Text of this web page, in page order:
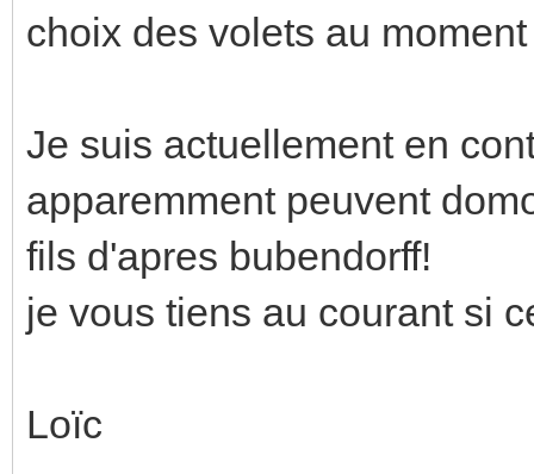
choix des volets au
Je suis actuellement en
apparemment peuvent
fils d'apres bubendorff!
je vous tiens au courant si
Loïc